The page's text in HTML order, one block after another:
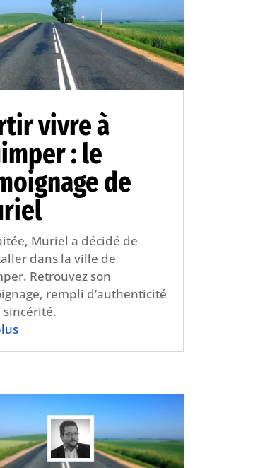
vivre à
: le
de
Muriel a décidé de
dans la ville de
Retrouvez son
rempli d’authenticité
sincérité.